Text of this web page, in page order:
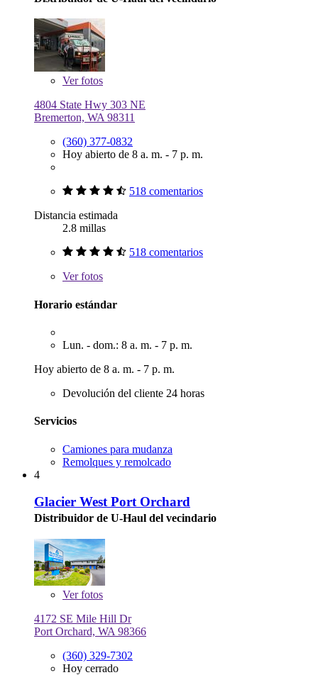
Verfotos
4804 State Hwy 303 NE
Bremerton, WA 98311
(360) 377-0832
Hoy abierto de 8 a. m. - 7 p. m.
518 comentarios
Distancia estimada
2.8 millas
518 comentarios
Verfotos
Horario estándar
Lun. - dom.: 8 a. m. - 7 p. m.
Hoy abierto de 8 a. m. - 7 p. m.
Devolución del cliente 24 horas
Servicios
Camiones para mudanza
Remolques y remolcado
4
Glacier West Port Orchard
Distribuidor de U-Haul del vecindario
Verfotos
4172 SE Mile Hill Dr
Port Orchard, WA 98366
(360) 329-7302
Hoy cerrado